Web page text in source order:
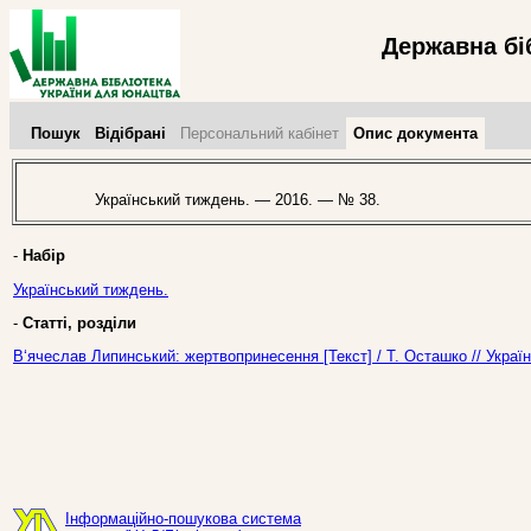
Державна
Пошук Відібрані Персональний кабінет Опис документа
Український тиждень. — 2016. — № 38.
- Набір
Український тиждень.
- Статті, розділи
В‘ячеслав Липинський: жертвопринесення [Текст] / Т. Осташко //
Інформаційно-пошукова система